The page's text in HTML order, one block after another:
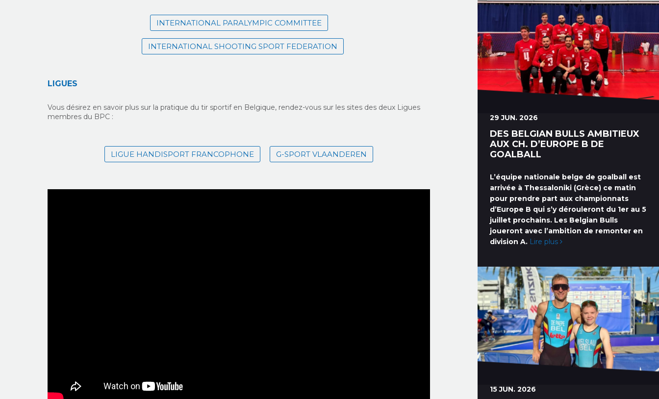
INTERNATIONAL PARALYMPIC COMMITTEE
INTERNATIONAL SHOOTING SPORT FEDERATION
LIGUES
Vous désirez en savoir plus sur la pratique du tir sportif en Belgique, rendez-vous sur les sites des deux Ligues
membres du BPC :
LIGUE HANDISPORT FRANCOPHONE G-SPORT VLAANDEREN
29 JUN. 2026
DES BELGIAN BULLS AMBITIEUX
AUX CH. D’EUROPE B DE
GOALBALL
L’équipe nationale belge de goalball est
arrivée à Thessaloniki (Grèce) ce matin
pour prendre part aux championnats
d’Europe B qui s’y dérouleront du 1er au 5
juillet prochains. Les Belgian Bulls
joueront avec l’ambition de remonter en
division A. Lire plus
15 JUN. 2026